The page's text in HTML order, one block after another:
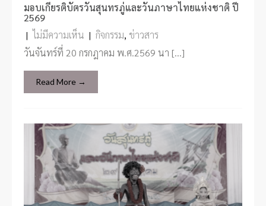
มอบเกียรติบัตรวันสุนทรภู่และวันภาษาไทยแห่งชาติ ปี
2569
|ไม่มีความเห็น | กิจกรรม, ข่าวสาร
วันจันทร์ที่ 20 กรกฎาคม พ.ศ.2569 นา […]
Read More →